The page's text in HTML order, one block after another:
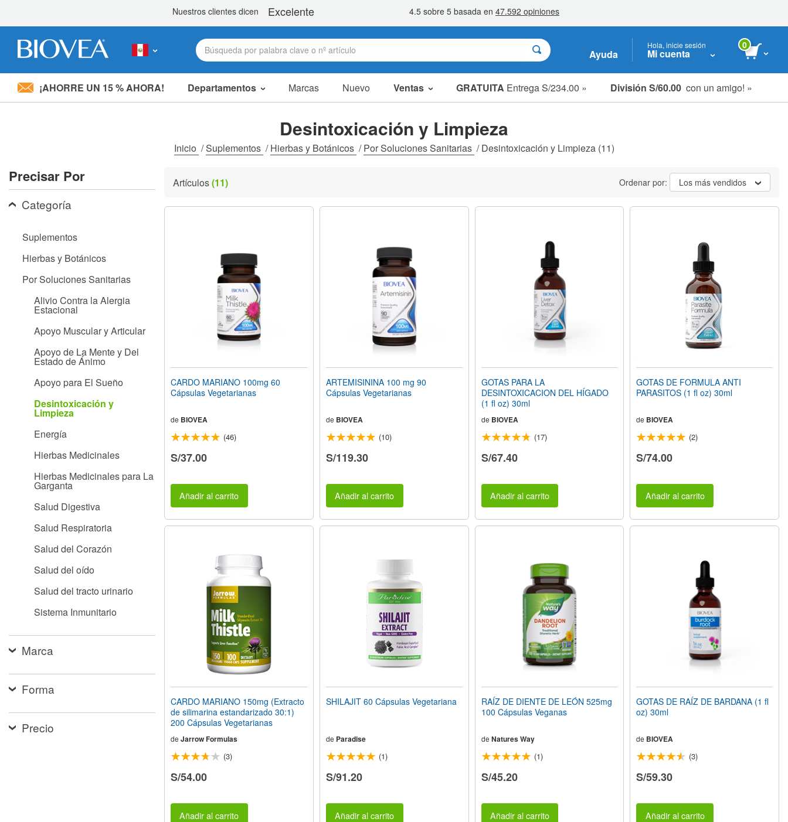
Nota:
accesibilidad.
Presione
Control-
ajustar
personas
discapacidad
pantalla;
Presione
accesibilidad.
Ayuda
Hola, inicie sesión
Mi cuenta
0
¡AHORRE UN 15 % AHORA! Departamentos Marcas Nuevo Ventas GRATUITA Entrega S/234.00 » División S/60.00 con un amigo! »
Artículos en oferta
Liquidaciones
Desintoxicación y Limpieza
Inicio /Suplementos /Hierbas y Botánicos /Por Soluciones Sanitarias /Desintoxicación y Limpieza(11)
Precisar Por
Categoría
Suplementos
Hierbas y Botánicos
Por Soluciones Sanitarias
Alivio Contra la Alergia
Estacional
Apoyo Muscular y Articular
Apoyo de La Mente y Del
Estado de Ánimo
Apoyo para El Sueño
Desintoxicación y
Limpieza
Energía
Hierbas Medicinales
Hierbas Medicinales para La
Garganta
Salud Digestiva
Salud Respiratoria
Salud del Corazón
Salud del oído
Salud del tracto urinario
Sistema Inmunitario
Marca
Forma
Precio
Artículos(11) Ordenar por: Los más vendidos
CARDO MARIANO 100mg 60
Cápsulas Vegetarianas
de BIOVEA
(46)
S/37.00
Añadir al carrito
ARTEMISININA 100 mg 90
Cápsulas Vegetarianas
de BIOVEA
(10)
S/119.30
Añadir al carrito
GOTAS PARA LA
DESINTOXICACION DEL HÍGADO
(1 fl oz) 30ml
de BIOVEA
(17)
S/67.40
Añadir al carrito
GOTAS DE FORMULA ANTI
PARASITOS (1 fl oz) 30ml
de BIOVEA
(2)
S/74.00
Añadir al carrito
CARDO MARIANO 150mg (Extracto
de silimarina estandarizado 30:1)
200 Cápsulas Vegetarianas
de Jarrow Formulas
(3)
S/54.00
Añadir al carrito
SHILAJIT 60 Cápsulas Vegetariana
de Paradise
(1)
S/91.20
Añadir al carrito
RAÍZ DE DIENTE DE LEÓN 525mg
100 Cápsulas Veganas
de Natures Way
(1)
S/45.20
Añadir al carrito
GOTAS DE RAÍZ DE BARDANA (1 fl
oz) 30ml
de BIOVEA
(3)
S/59.30
Añadir al carrito